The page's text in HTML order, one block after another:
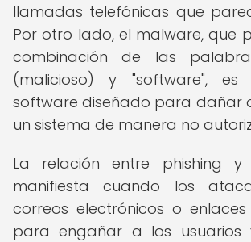
llamadas telefónicas que
Por otro lado, el malware, que
combinación de las
(malicioso) y "software",
software diseñado para dañar
un sistema de manera no
La relación entre phishing y
manifiesta cuando los
correos electrónicos o
para engañar a los usuarios